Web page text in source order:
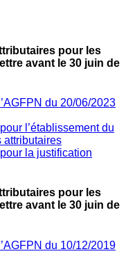
pour les
avant le 30 juin de
du 20/06/2023
l’établissement du
attributaires
la justification
pour les
avant le 30 juin de
du 10/12/2019